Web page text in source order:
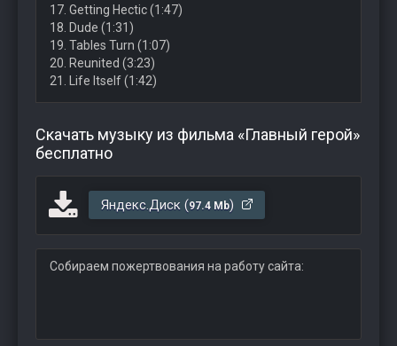
17. Getting Hectic (1:47)
18. Dude (1:31)
19. Tables Turn (1:07)
20. Reunited (3:23)
21. Life Itself (1:42)
Скачать музыку из фильма «Главный герой»
бесплатно
Яндекс.Диск (97.4 Mb)
Собираем пожертвования на работу сайта: